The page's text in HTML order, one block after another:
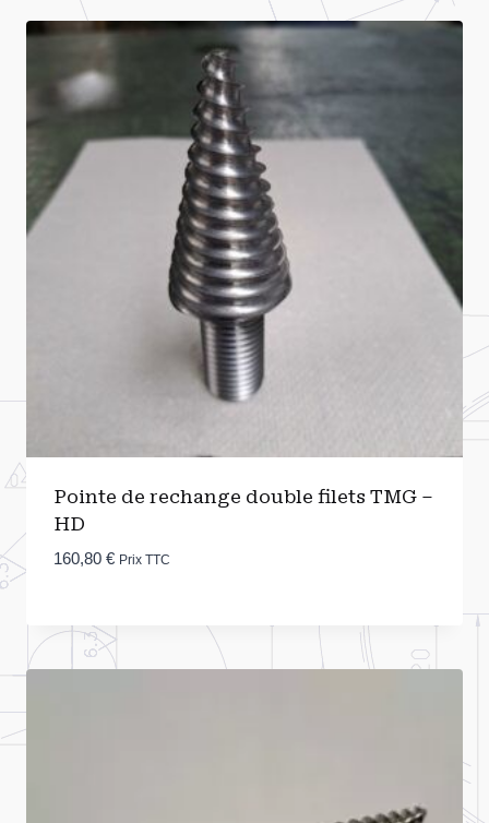
Pointe de rechange double filets TMG –
HD
160,80 € Prix TTC